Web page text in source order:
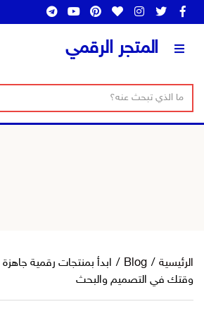
المتجر الرقمي
س
ف
ص
ا
الرئيسية /
Blog
/ ابدأ بمنتجات رقمية
وقتك في التصميم والبحث